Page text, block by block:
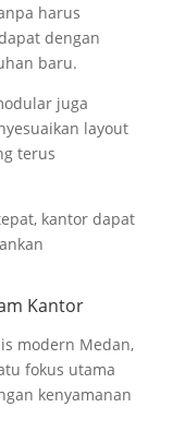
harus
dengan
baru.
juga
layout
terus
kantor dapat
Kantor
modern Medan,
fokus utama
kenyamanan